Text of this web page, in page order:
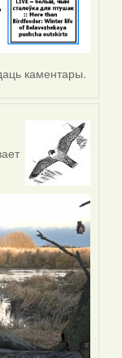
каментары.